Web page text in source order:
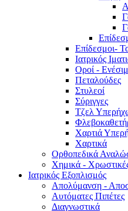
Επίδεσμοι-
Ιατρικός
Οροί -
Πεταλούδες
Στυλεοί
Σύριγγες
Τζελ
Χαρτιά
Χαρτικά
Ορθοπεδικά
Χημικά -
Ιατρικός Εξοπλισμός
Απολύμανση -
Αυτόματες Πιπέτες
Διαγνωστικά